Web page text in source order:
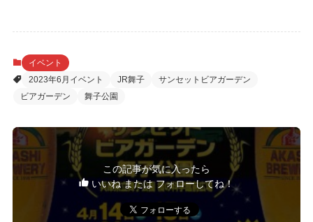
イベント
2023年6月イベント
JR舞子
サンセットビアガーデン
ビアガーデン
舞子公園
この記事が気に入ったら
いいね または フォローしてね！